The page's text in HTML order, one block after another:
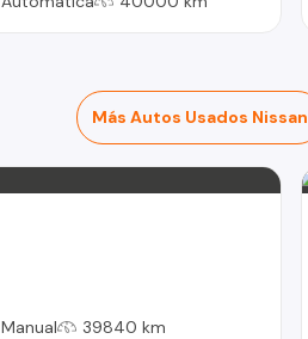
Más Autos Usados Nissan
Manual 39840 km